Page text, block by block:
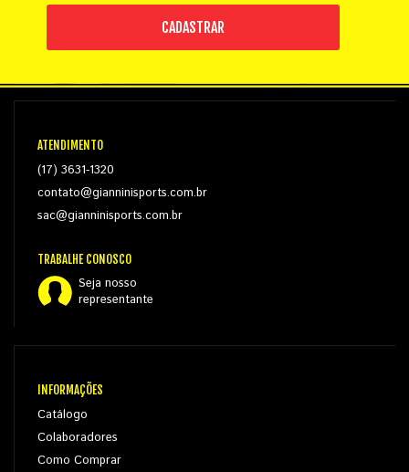
CADASTRAR
ATENDIMENTO
(17) 3631-1320
contato@gianninisports.com.br
sac@gianninisports.com.br
TRABALHE CONOSCO
Seja nosso
representante
INFORMAÇÕES
Catálogo
Colaboradores
Como Comprar